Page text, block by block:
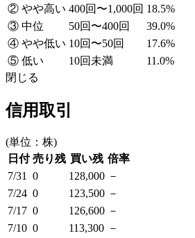
② やや高い 400回〜1,000回 18.5%
③ 中位
50回〜400回
39.0%
④ やや低い 10回〜50回
17.6%
⑤ 低い
10回未満
11.0%
閉じる
信用取引
(単位：株)
日付 売り残 買い残 倍率
7/31
0 128,000 －
7/24 0 123,500 －
7/17 0 126,600 －
7/10 0 113,300 －